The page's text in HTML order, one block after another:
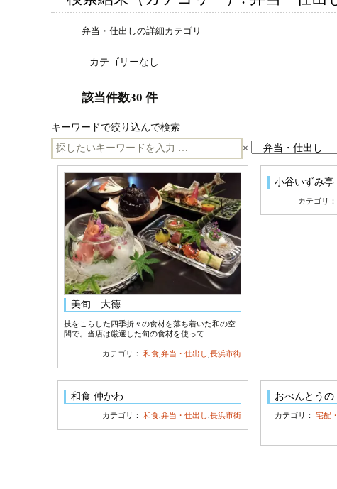
弁当・仕出しの詳細カテゴリ
カテゴリーなし
該当件数30 件
キーワードで絞り込んで検索
キ
ー
×
美旬 大德
技をこらした四季折々の食材を落ち着いた和の空
間で。当店は厳選した旬の食材を使って…
カテゴリ：和食 ,弁当・仕出し ,長浜市街
小谷いずみ亭
カテゴリ
和食 仲かわ
カテゴリ：和食 ,弁当・仕出し ,長浜市街
おべんとう
カテゴリ：宅配